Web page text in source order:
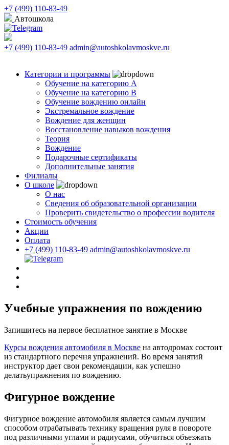
+7 (499) 110-83-49
Автошкола
+7 (499) 110-83-49 admin@autoshkolavmoskve.ru
Категории и программы
Обучение на категорию А
Обучение на категорию B
Обучение вождению онлайн
Экстремальное вождение
Вождение для женщин
Восстановление навыков вождения
Теория
Вождение
Подарочные сертификаты
Дополнительные занятия
Филиалы
О школе
О нас
Сведения об образовательной организации
Проверить свидетельство о профессии водителя
Стоимость обучения
Акции
Оплата
+7 (499) 110-83-49 admin@autoshkolavmoskve.ru
Учебные упражнения по вождению
Запишитесь на первое бесплатное занятие в Москве
Курсы вождения автомобиля в Москве на автодромах состоит
из стандартного перечня упражнений. Во время занятий
инструктор дает свои рекомендации, как успешно
делатьупражнения по вождению.
Фигурное вождение
Фигурное вождение автомобиля является самым лучшим
способом отрабатывать технику вращения руля в повороте
под различными углами и радиусами, обучиться объезжать